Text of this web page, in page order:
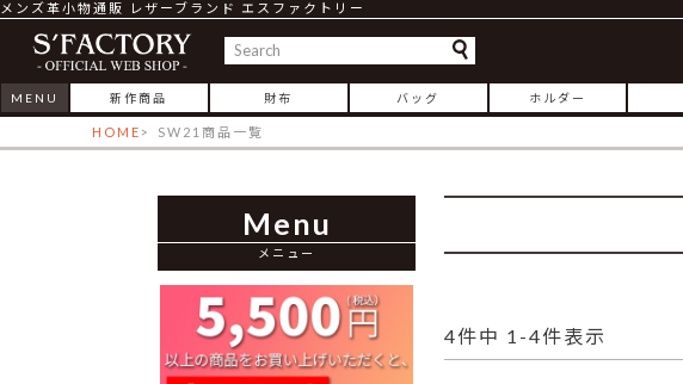
メンズ革小物通販 レザーブランド エスファクトリー
MENU 新作商品 財布 バッグ ホルダー
HOME SW21商品一覧
Menu
メニュー
4件中 1 -4件表示